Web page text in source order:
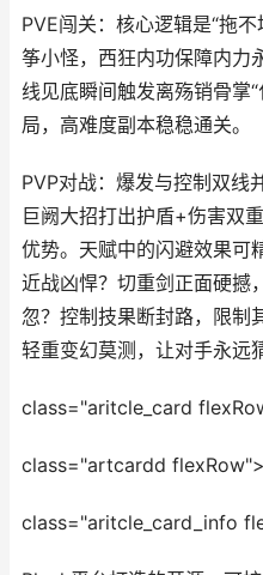
PVE闯关：核心逻辑是“拖
筝小怪，西狂内功保障内力
线见底瞬间触发离殇销骨掌
局，高难度副本稳稳通关。
PVP对战：爆发与控制双线
巨阙大招打出护盾+伤害双
优势。天赋中的闪避效果可
近战凶悍？切重剑正面硬撼
忽？控制技果断封路，限制
轻重变幻莫测，让对手永远
class="aritcle_card
class="artcardd flexRow">
class="aritcle_card_info